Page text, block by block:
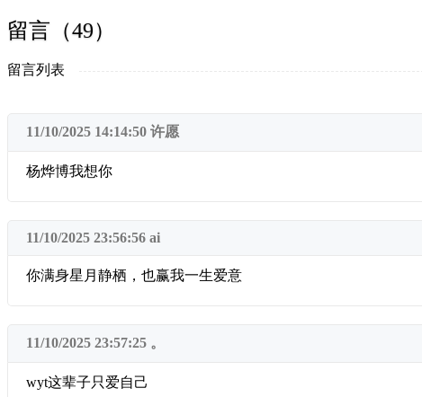
留言（49）
留言列表
11/10/2025 14:14:50 许愿
杨烨博我想你
11/10/2025 23:56:56 ai
你满身星月静栖，也赢我一生爱意
11/10/2025 23:57:25 。
wyt这辈子只爱自己